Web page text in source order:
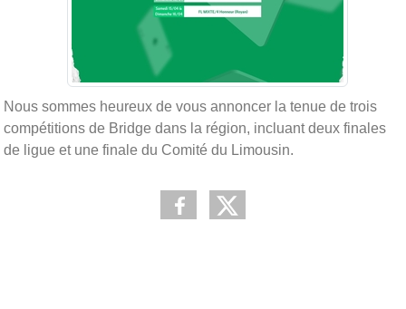
Nous sommes heureux de vous annoncer la tenue de trois
compétitions de Bridge dans la région, incluant deux finales
de ligue et une finale du Comité du Limousin.